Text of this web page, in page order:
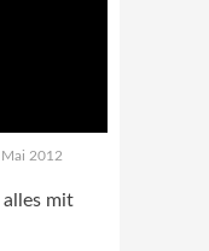
Mai 2012
alles mit